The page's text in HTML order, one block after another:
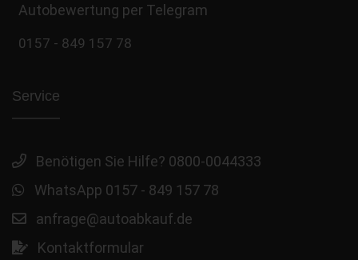
Autobewertung per Telegram
0157 - 849 157 78
Service
Benötigen Sie Hilfe? 0800-0044333
WhatsApp 0157 - 849 157 78
anfrage@autoabkauf.de
Kontaktformular